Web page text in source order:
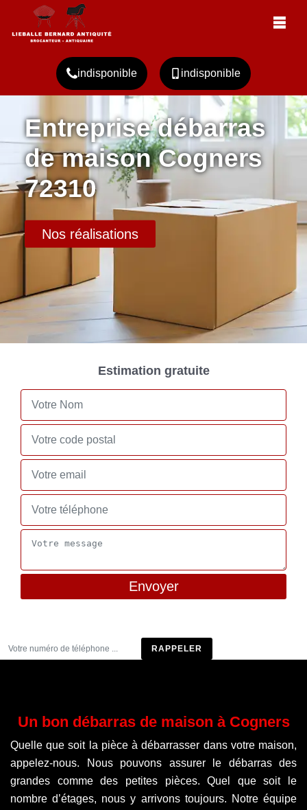
indisponible indisponible
Entreprise débarras
de maison Cogners
72310
Nos réalisations
Estimation gratuite
Un bon débarras de maison à Cogners
Quelle que soit la pièce à débarrasser dans votre maison,
appelez-nous. Nous pouvons assurer le débarras des
grandes comme des petites pièces. Quel que soit le
nombre d’étages, nous y arrivons toujours. Notre équipe